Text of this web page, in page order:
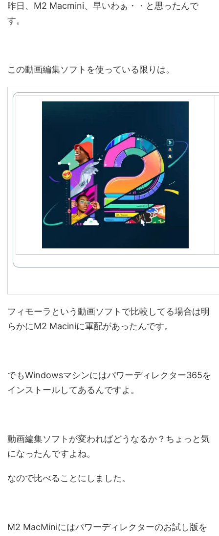
昨日、M2 Macmini、早いわぁ・・と思ったんで
す。
この動画編集ソフトを使っている限りは。
フィモーラという動画ソフトで比較してる場合は明
らかにM2 Maciniに軍配があったんです。
でもWindowsマシンにはパワーディレクター365を
インストールしてあるんですよ。
動画編集ソフトが変わればどうなるか？ちょっと気
になったんですよね。
なので比べることにしました。
M2 MacMiniにはパワーディレクターのお試し版を